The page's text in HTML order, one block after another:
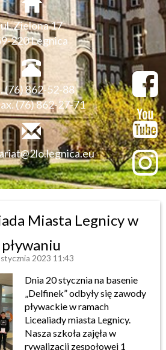
ul. Zielona 17
220 Legnica
(76) 862-52-88
(76) 862-27-71
Miasta Legnicy w
pływaniu
2023 11:43
Dnia 20 stycznia na basenie
„Delfinek” odbyły się zawody
pływackie w ramach
Licealiady miasta Legnicy.
Nasza szkoła zajęła w
rywalizacji zespołowej 1